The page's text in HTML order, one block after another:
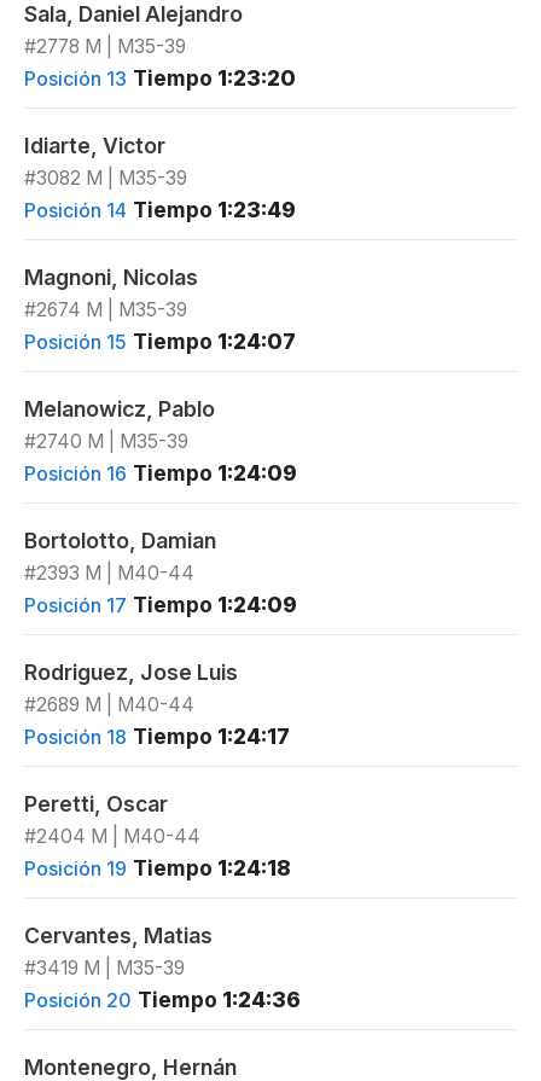
Sala, Daniel Alejandro
#2778 M | M35-39
Posición 13 Tiempo 1:23:20
Idiarte, Victor
#3082 M | M35-39
Posición 14 Tiempo 1:23:49
Magnoni, Nicolas
#2674 M | M35-39
Posición 15 Tiempo 1:24:07
Melanowicz, Pablo
#2740 M | M35-39
Posición 16 Tiempo 1:24:09
Bortolotto, Damian
#2393 M | M40-44
Posición 17 Tiempo 1:24:09
Rodriguez, Jose Luis
#2689 M | M40-44
Posición 18 Tiempo 1:24:17
Peretti, Oscar
#2404 M | M40-44
Posición 19 Tiempo 1:24:18
Cervantes, Matias
#3419 M | M35-39
Posición 20 Tiempo 1:24:36
Montenegro, Hernán